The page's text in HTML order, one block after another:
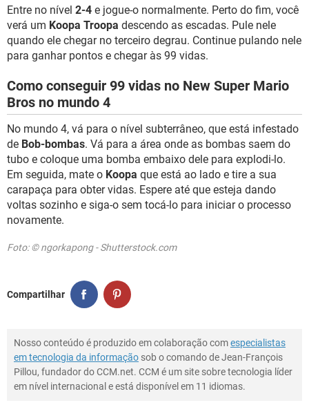
Entre no nível 2-4 e jogue-o normalmente. Perto do fim, você
verá um Koopa Troopa descendo as escadas. Pule nele
quando ele chegar no terceiro degrau. Continue pulando nele
para ganhar pontos e chegar às 99 vidas.
Como conseguir 99 vidas no New Super Mario
Bros no mundo 4
No mundo 4, vá para o nível subterrâneo, que está infestado
de Bob-bombas. Vá para a área onde as bombas saem do
tubo e coloque uma bomba embaixo dele para explodi-lo.
Em seguida, mate o Koopa que está ao lado e tire a sua
carapaça para obter vidas. Espere até que esteja dando
voltas sozinho e siga-o sem tocá-lo para iniciar o processo
novamente.
Foto: © ngorkapong - Shutterstock.com
Compartilhar
Nosso conteúdo é produzido em colaboração comespecialistas
em tecnologia da informação sob o comando de Jean-François
Pillou, fundador do CCM.net. CCM é um site sobre tecnologia líder
em nível internacional e está disponível em 11 idiomas.